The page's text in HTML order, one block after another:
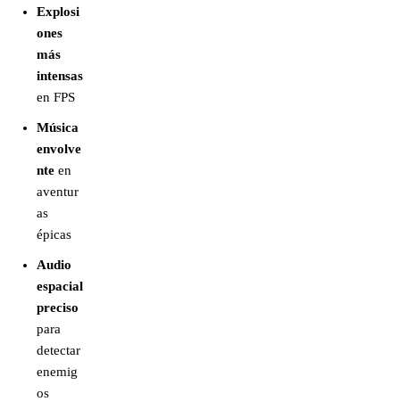
Explosi
ones
más
intensas
en FPS
Música
envolve
nte en
aventur
as
épicas
Audio
espacial
preciso
para
detectar
enemig
os